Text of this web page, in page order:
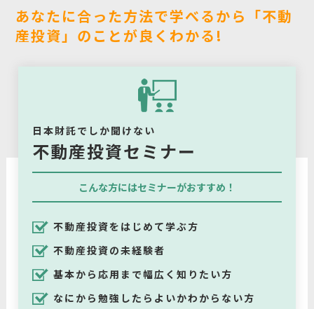
あなたに合った方法で学べるから「不動
産投資」のことが良くわかる!
日本財託でしか聞けない
不動産投資セミナー
こんな方にはセミナーがおすすめ！
不動産投資をはじめて学ぶ方
不動産投資の未経験者
基本から応用まで幅広く知りたい方
なにから勉強したらよいかわからない方